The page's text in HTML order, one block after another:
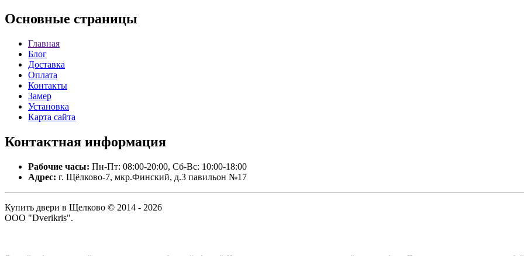
Основные страницы
Главная
Блог
Доставка
Оплата
Контакты
Замер
Установка
Карта сайта
Контактная информация
Рабочие часы: Пн-Пт: 08:00-20:00, Сб-Вс: 10:00-18:00
Адрес: г. Щёлково-7, мкр.Финский, д.3 павильон №17
Купить двери в Щелково © 2014 - 2026
ООО "Dverikris".